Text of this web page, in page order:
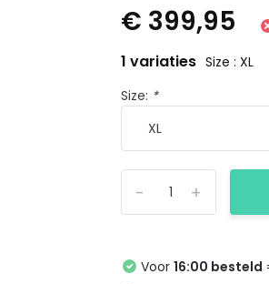
€ 399,95
1 variaties Size : XL
Size: *
+
-
Voor16:00 besteld